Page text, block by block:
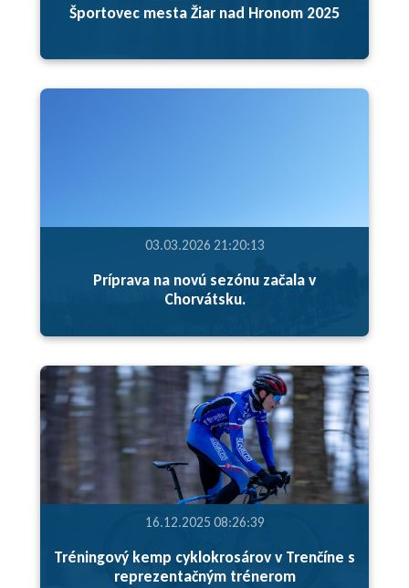
Športovec mesta Žiar nad Hronom 2025
03.03.2026 21:20:13
Príprava na novú sezónu začala v
Chorvátsku.
16.12.2025 08:26:39
Tréningový kemp cyklokrosárov v Trenčíne s
reprezentačným trénerom